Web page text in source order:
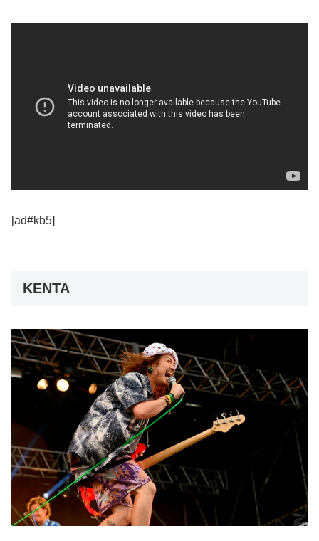
[ad#kb5]
KENTA